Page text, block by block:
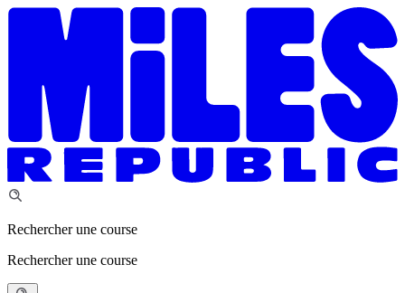
Rechercher une course
Rechercher une course